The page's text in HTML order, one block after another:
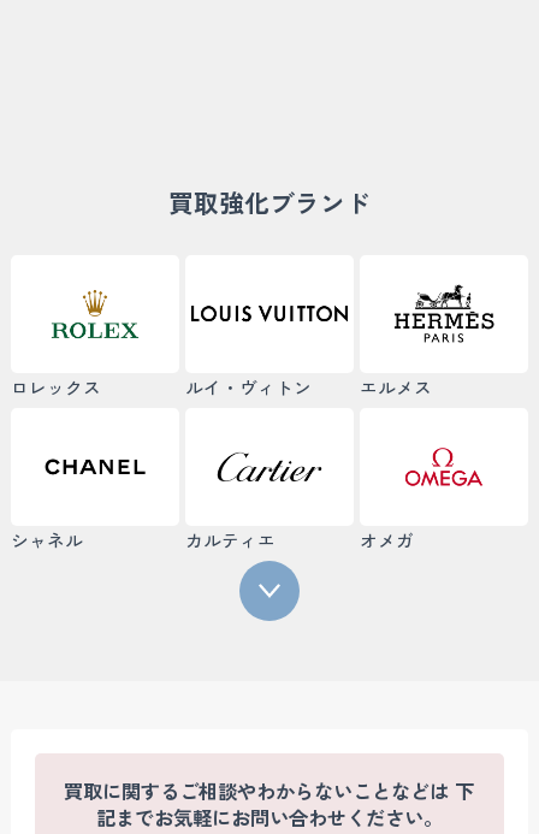
買取強化ブランド
ロレックス ルイ・ヴィトン エルメス
シャネル カルティエ オメガ
買取に関するご相談やわからないことなどは 下
記までお気軽にお問い合わせください。